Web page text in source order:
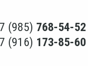
(985) 768-54-52
(916) 173-85-60